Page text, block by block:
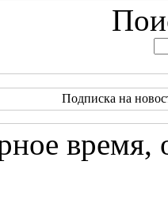
Подписка на
время,